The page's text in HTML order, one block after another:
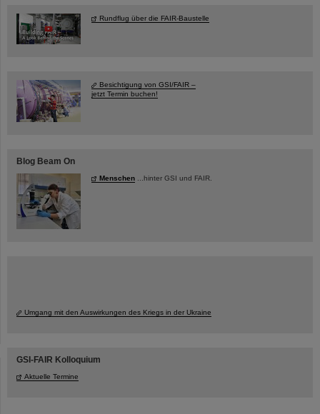
Rundflug über die FAIR-Baustelle
Besichtigung von GSI/FAIR –
jetzt Termin buchen!
Blog Beam On
Menschen ...hinter GSI und FAIR.
Umgang mit den Auswirkungen des Kriegs in der Ukraine
GSI-FAIR Kolloquium
Aktuelle Termine